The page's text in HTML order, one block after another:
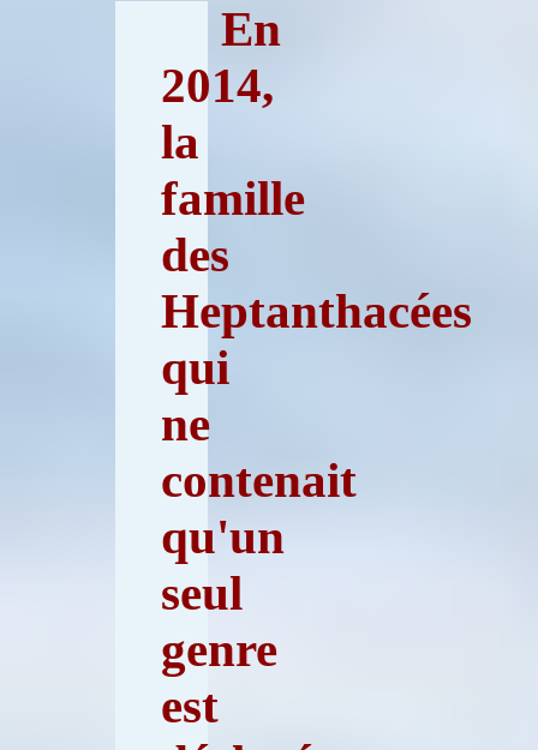
En
2014,
la
famille
des
Heptanthacées
qui
ne
contenait
qu'un
seul
genre
est